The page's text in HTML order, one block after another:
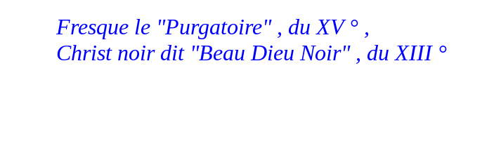
Fresque le "Purgatoire" , du XV ° ,
Christ noir dit "Beau Dieu Noir" , du XIII °